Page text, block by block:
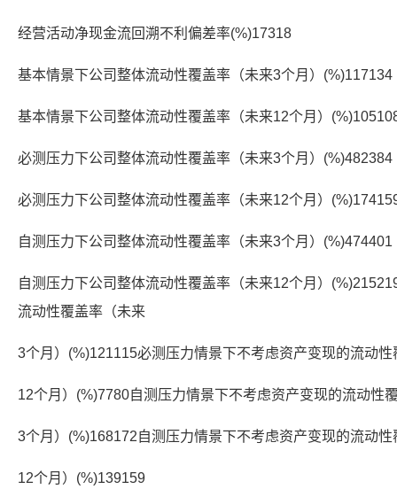
经营活动净现金流回溯不利偏差率(%)17318
基本情景下公司整体流动性覆盖率（未来3个月）(%)117134
基本情景下公司整体流动性覆盖率（未来12个月）
必测压力下公司整体流动性覆盖率（未来3个月）(%)482384
必测压力下公司整体流动性覆盖率（未来12个月）
自测压力下公司整体流动性覆盖率（未来3个月）(%)474401
自测压力下公司整体流动性覆盖率（未来12个月）
流动性覆盖率（未来
3个月）(%)121115必测压力情景下不考虑资产变现的流动性
12个月）(%)7780自测压力情景下不考虑资产变现的流动性
3个月）(%)168172自测压力情景下不考虑资产变现的流动性
12个月）(%)139159